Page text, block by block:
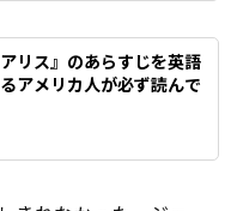
リス』のあらすじを英語
アメリカ人が必ず読んで